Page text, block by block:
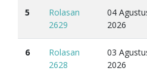
5
Rolasan
2629
04
2026
6
Rolasan
2628
03
2026